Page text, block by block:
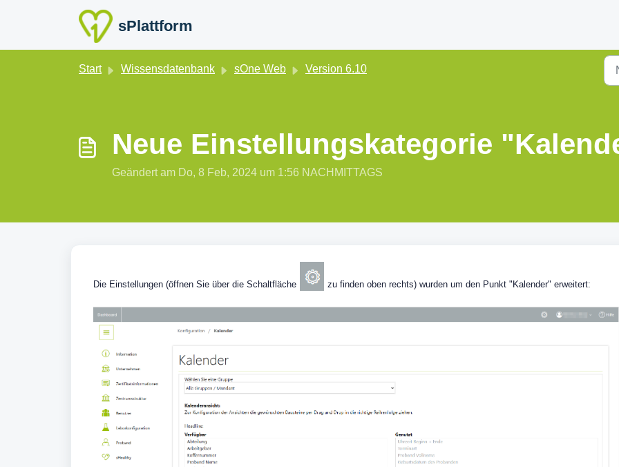
sPlattform
Start Wissensdatenbank sOne Web Version 6.10
Neue Einstellungskategorie
Geändert am Do, 8 Feb, 2024 um 1:56 NACHMITTAGS
Die Einstellungen (öffnen Sie über die Schaltfläche zu finden oben rechts) wurden um den Punkt "Kalender" erweitert: